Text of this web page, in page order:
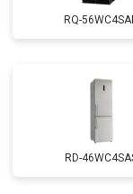
RQ-
RD-